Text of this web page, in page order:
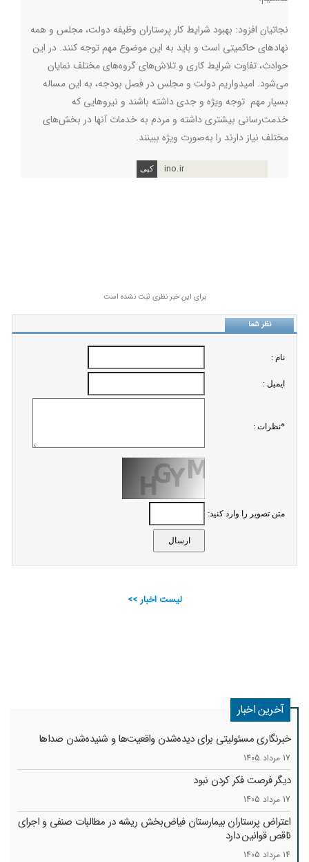
نجاتیان افزود: بهبود شرایط کار پرستاران وظیفه دولت، مجلس و همه
نهادهای حاکمیتی است و باید به این موضوع مهم توجه کنند. در این
حوادث، تفاوت شرایط کاری و تلاش‌های گروه‌های مختلف نمایان
می‌شود. امیدواریم دولت و مجلس در فصل بودجه، به این مساله
بسیار مهم توجه ویژه‌ و جدی داشته باشند و نیروهایی که
خدمت‌رسانی بیشتری داشته و مردم به خدمات آنها در بخش‌های
مختلف نیاز دارند را به‌صورت ویژه ببینند.
ino.ir
برای این خبر نظری ثبت نشده است
نظر شما
نام :
ايميل :
*نظرات :
متن تصویر را وارد کنید:
لیست اخبار >>
آخرین اخبار
خبرنگاری مسئولیتی برای دیده‌شدن واقعیت‌ها و شنیده‌شدن صداها
17 مرداد 1405
دیگر فرصت فکر کردن نبود
17 مرداد 1405
اعتراض پرستاران بیمارستان فیاض‌بخش ریشه در مطالبات صنفی و اجرای
ناقص قوانین دارد
14 مرداد 1405